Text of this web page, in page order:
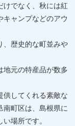
けでなく、秋には紅
キャンプなどのアウ
、歴史的な町並みや
地元の特産品が数多
供してくれる素敵な
南町区は、島根県に
場所です。